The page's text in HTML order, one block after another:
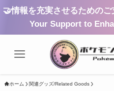
🤝情報を充実させるための
Your Support to
ホーム 関連グッズ/Related Goods